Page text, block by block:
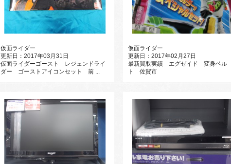
仮面ライダー
更新日：2017年03月31日
仮面ライダーゴースト レジェンドライ
ダー ゴーストアイコンセット 前 ...
仮面ライダー
更新日：2017年02月27日
最新買取実績 エグゼイド 変身ベル
ト 佐賀市